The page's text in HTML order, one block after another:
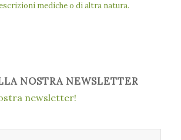
mediche o di altra natura.
NOSTRA NEWSLETTER
newsletter!